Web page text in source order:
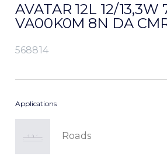
AVATAR 12L 12/13,3W
VA00K0M 8N DA
568814
Applications
Roads